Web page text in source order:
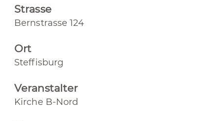
Strasse
Bernstrasse 124
Ort
Steffisburg
Veranstalter
Kirche B-Nord